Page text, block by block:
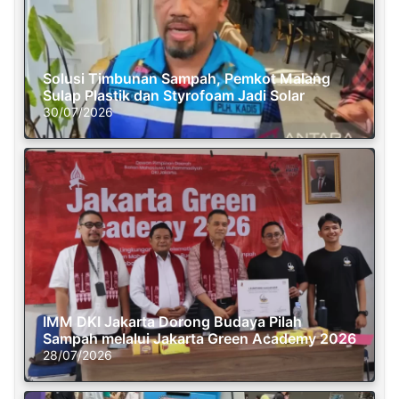
Solusi Timbunan Sampah, Pemkot Malang
Sulap Plastik dan Styrofoam Jadi Solar
30/07/2026
IMM DKI Jakarta Dorong Budaya Pilah
Sampah melalui Jakarta Green Academy 2026
28/07/2026